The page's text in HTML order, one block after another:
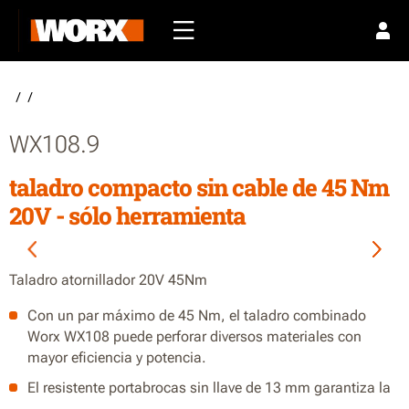
/ /
WX108.9
taladro compacto sin cable de 45 Nm
20V - sólo herramienta
Taladro atornillador 20V 45Nm
Con un par máximo de 45 Nm, el taladro combinado
Worx WX108 puede perforar diversos materiales con
mayor eficiencia y potencia.
El resistente portabrocas sin llave de 13 mm garantiza la